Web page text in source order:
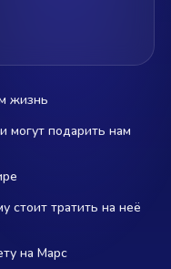
жизнь
могут подарить нам
стоит тратить на неё
на Марс